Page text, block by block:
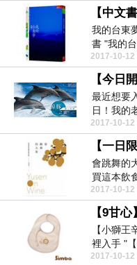
【中文
我的台東
書 "我的
均有販...
2017-10-12
最近想要
日！我的
廢公社跟
2017-10-12
會跳舞的
買這本飲
葡萄酒短
2017-10-12
【小獅
裡入手 "
最優惠、...
2017-10-12